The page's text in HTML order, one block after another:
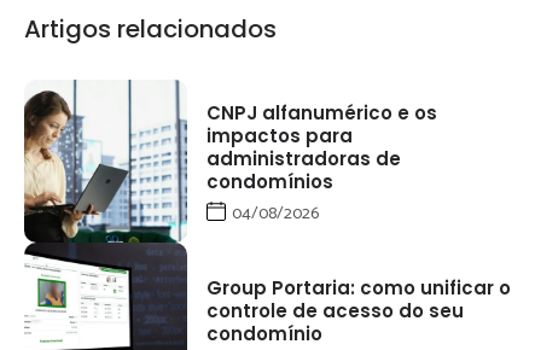
Artigos relacionados
CNPJ alfanumérico e os
impactos para
administradoras de
condomínios
04/08/2026
Group Portaria: como unificar o
controle de acesso do seu
condomínio